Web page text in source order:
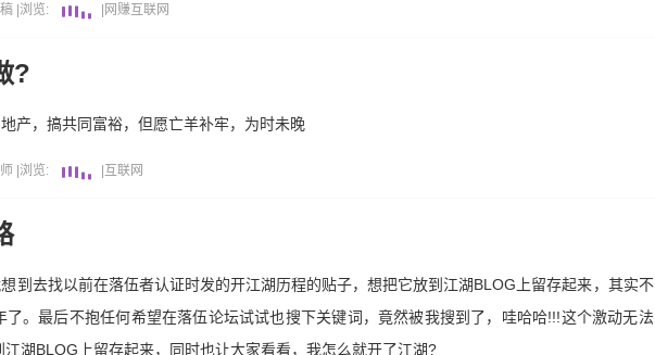
浏览: 网赚互联网
?
产，搞共同富裕，但愿亡羊补牢，为时未晚
浏览: 互联网
到去找以前在落伍者认证时发的开江湖历程的贴子，想把它放到江湖BLOG上留存起来，其实不
。最后不抱任何希望在落伍论坛试试也搜下关键词，竟然被我搜到了，哇哈哈!!!这个激动无法
湖BLOG上留存起来，同时也让大家看看，我怎么就开了江湖?